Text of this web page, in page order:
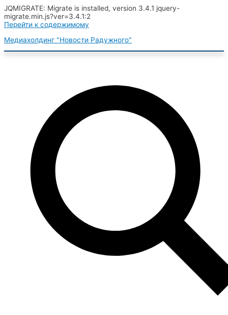
JQMIGRATE: Migrate is installed, version 3.4.1 jquery-
migrate.min.js?ver=3.4.1:2
Перейти к содержимому
Медиахолдинг "Новости Радужного"